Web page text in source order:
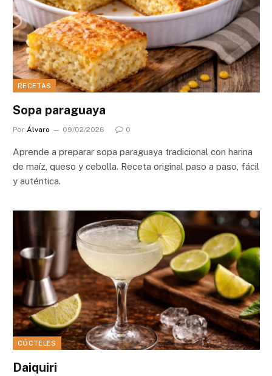
RECETAS
Sopa paraguaya
Por Álvaro 09/02/2026 0
Aprende a preparar sopa paraguaya tradicional con harina
de maíz, queso y cebolla. Receta original paso a paso, fácil
y auténtica.
CÓCTELES
Daiquiri